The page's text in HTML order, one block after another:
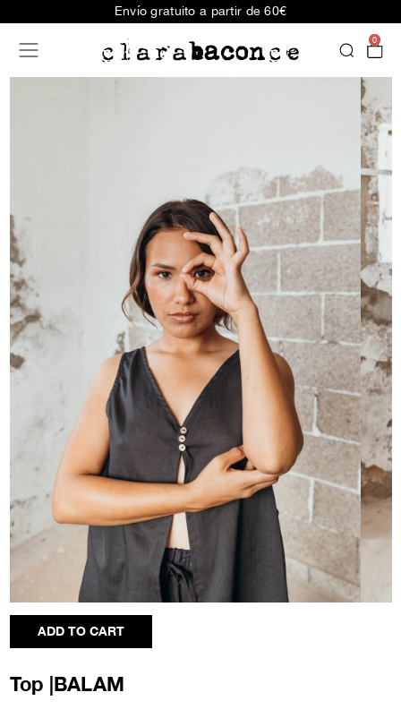
Envío gratuito a partir de 60€
0
Top |BALAM
ADD TO CART